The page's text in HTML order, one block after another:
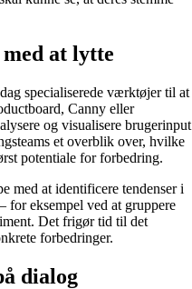
at lytte
specialiserede værktøjer til at
Canny eller
og visualisere brugerinput
et overblik over, hvilke
potentiale for forbedring.
med at identificere tendenser i
for eksempel ved at gruppere
Det frigør tid til det
forbedringer.
dialog